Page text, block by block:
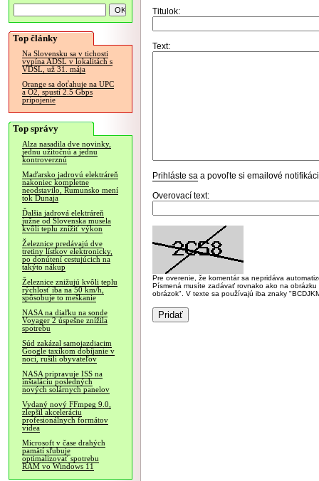
Top články
Na Slovensku sa v tichosti
vypína ADSL v lokalitách s
VDSL, už 31. mája
Orange sa doťahuje na UPC
a O2, spustí 2.5 Gbps
pripojenie
Top správy
Alza nasadila dve novinky,
jednu užitočnú a jednu
kontroverznú
Maďarsko jadrovú elektráreň
nakoniec kompletne
neodstavilo, Rumunsko mení
tok Dunaja
Ďalšia jadrová elektráreň
južne od Slovenska musela
kvôli teplu znížiť výkon
Železnice predávajú dve
tretiny lístkov elektronicky,
po donútení cestujúcich na
takýto nákup
Železnice znižujú kvôli teplu
rýchlosť iba na 50 km/h,
spôsobuje to meškanie
NASA na diaľku na sonde
Voyager 2 úspešne znížila
spotrebu
Súd zakázal samojazdiacim
Google taxíkom dobíjanie v
noci, rušili obyvateľov
NASA pripravuje ISS na
inštaláciu posledných
nových solárnych panelov
Vydaný nový FFmpeg 9.0,
zlepšil akceleráciu
profesionálnych formátov
videa
Microsoft v čase drahých
pamätí sľubuje
optimalizovať spotrebu
RAM vo Windows 11
Titulok:
Text:
Prihláste sa a povoľte si emailové
Overovací text:
Pre overenie, že komentár sa nepridáva
Písmená musíte zadávať rovnako ako na
obrázok". V texte sa používajú iba znaky